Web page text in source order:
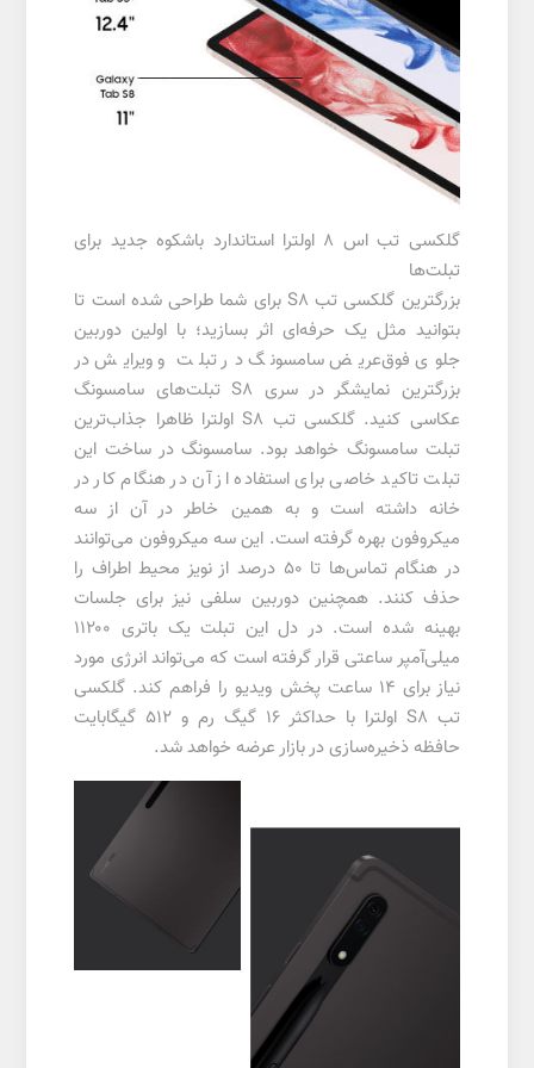
گلکسی تب اس 8 اولترا استاندارد باشکوه جدید برای
تبلت‌ها
بزرگترین گلکسی تب S8 برای شما طراحی شده است تا
بتوانید مثل یک حرفه‌ای اثر بسازید؛ با اولین دوربین
جلوی فوق‌عریض سامسونگ در تبلت و ویرایش در
بزرگترین نمایشگر در سری S8 تبلت‌های سامسونگ
عکاسی کنید. گلکسی تب S8 اولترا ظاهرا جذاب‌ترین
تبلت سامسونگ خواهد بود. سامسونگ در ساخت این
تبلت تاکید خاصی برای استفاده از آن در هنگام کار در
خانه داشته است و به همین خاطر در آن از سه
میکروفون بهره گرفته است. این سه میکروفون می‌توانند
در هنگام تماس‌ها تا ۵۰ درصد از نویز محیط اطراف را
حذف کنند. همچنین دوربین سلفی نیز برای جلسات
بهینه شده است. در دل این تبلت یک باتری ۱۱۲۰۰
میلی‌آمپر ساعتی قرار گرفته است که می‌تواند انرژی مورد
نیاز برای ۱۴ ساعت پخش ویدیو را فراهم کند. گلکسی
تب S8 اولترا با حداکثر ۱۶ گیگ رم و ۵۱۲ گیگابایت
حافظه ذخیره‌سازی در بازار عرضه خواهد شد.